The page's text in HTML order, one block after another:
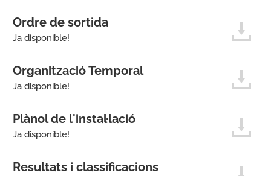
Ordre de sortida
Ja disponible!
Organització Temporal
Ja disponible!
Plànol de l'instal·lació
Ja disponible!
Resultats i classificacions